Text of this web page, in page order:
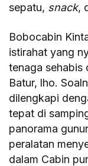
sepatu, snack,
Bobocabin
istirahat yang
tenaga sehabis
Batur, lho.
dilengkapi
tepat di
panorama
peralatan
dalam Cabin